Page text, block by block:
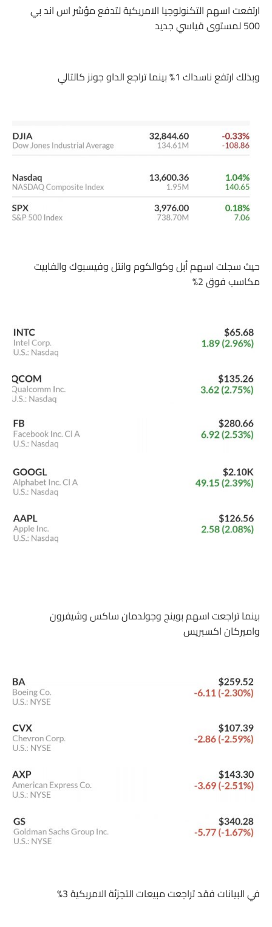
ارتفعت اسهم التكنولوجيا الامريكية لتدفع مؤشر اس اند بي
500 لمستوى قياسي جديد
وبذلك ارتفع ناسداك 1% بينما تراجع الداو جونز كالتالي
حيث سجلت اسهم أبل وكوالكوم وانتل وفيسبوك والفابيت
مكاسب فوق 2%
بينما تراجعت اسهم بوينج وجولدمان ساكس وشيفرون
واميركان اكسبريس
في البيانات فقد تراجعت مبيعات التجزئة الامريكية 3%